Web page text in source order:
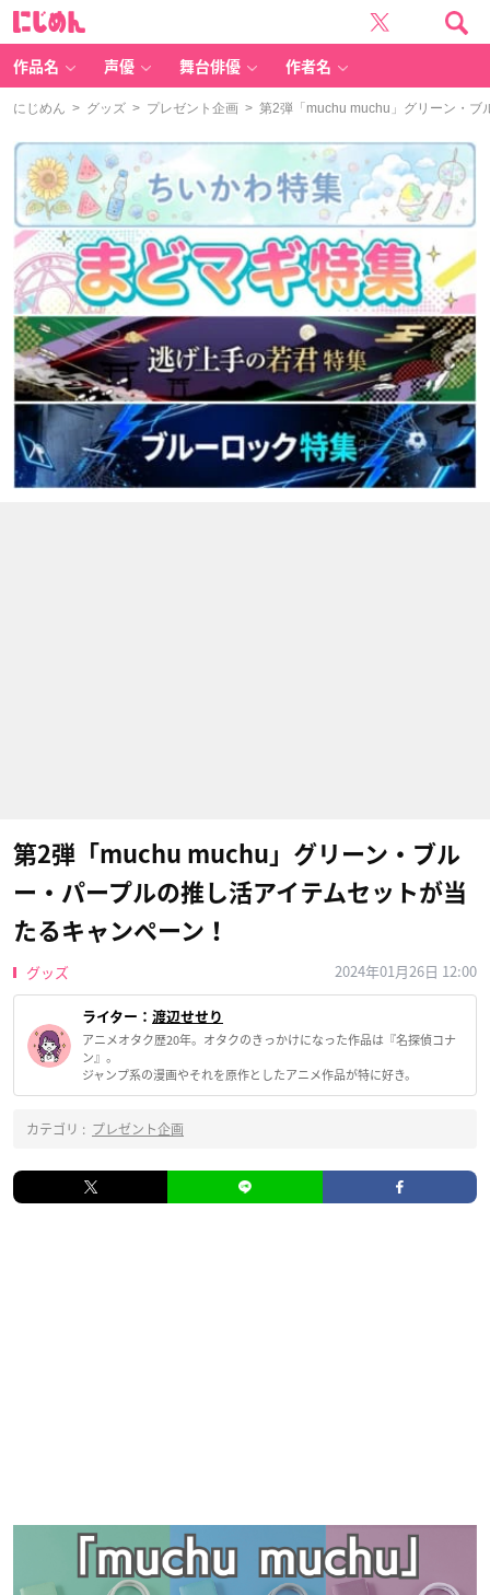
作品名 声優 舞台俳優 作者名
にじめん > グッズ > プレゼント企画 > 第2弾「muchu muchu」グリーン・ブ
第2弾「muchu muchu」グリーン・ブル
ー・パープルの推し活アイテムセットが当
たるキャンペーン！
グッズ 2024年01月26日 12:00
ライター： 渡辺せせり
アニメオタク歴20年。オタクのきっかけになった作品は『名探偵コナ
ン』。
ジャンプ系の漫画やそれを原作としたアニメ作品が特に好き。
カテゴリ : プレゼント企画